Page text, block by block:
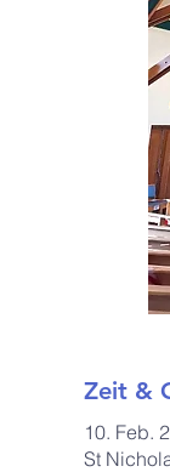
Zeit &
10. Feb.
St